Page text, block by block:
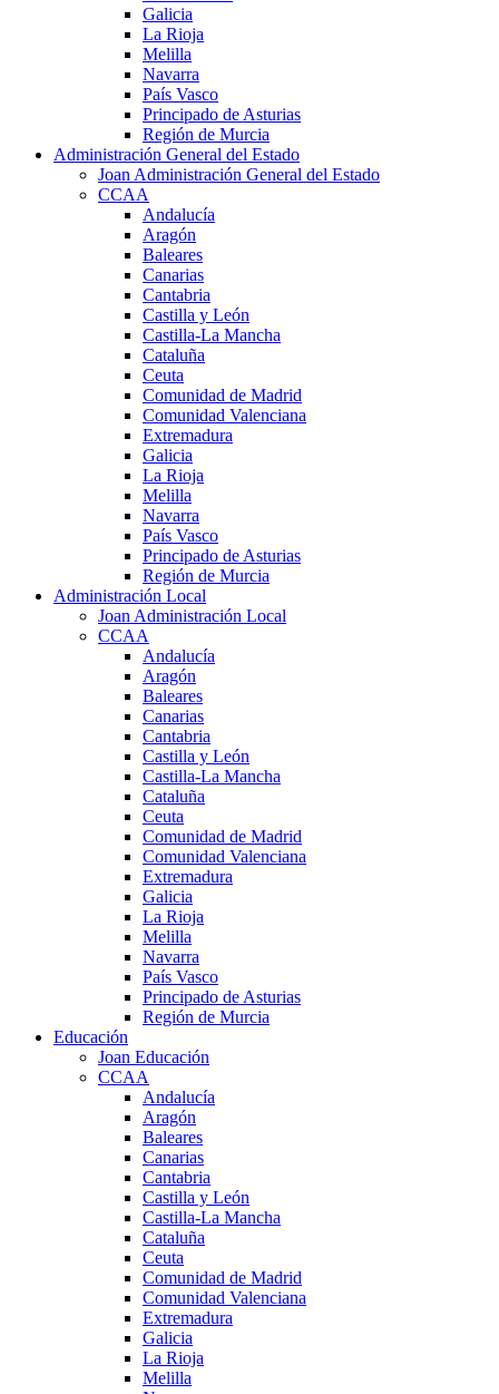
Galicia
La Rioja
Melilla
Navarra
País Vasco
Principado de Asturias
Región de Murcia
Administración General del Estado
Joan Administración General del Estado
CCAA
Andalucía
Aragón
Baleares
Canarias
Cantabria
Castilla y León
Castilla-La Mancha
Cataluña
Ceuta
Comunidad de Madrid
Comunidad Valenciana
Extremadura
Galicia
La Rioja
Melilla
Navarra
País Vasco
Principado de Asturias
Región de Murcia
Administración Local
Joan Administración Local
CCAA
Andalucía
Aragón
Baleares
Canarias
Cantabria
Castilla y León
Castilla-La Mancha
Cataluña
Ceuta
Comunidad de Madrid
Comunidad Valenciana
Extremadura
Galicia
La Rioja
Melilla
Navarra
País Vasco
Principado de Asturias
Región de Murcia
Educación
Joan Educación
CCAA
Andalucía
Aragón
Baleares
Canarias
Cantabria
Castilla y León
Castilla-La Mancha
Cataluña
Ceuta
Comunidad de Madrid
Comunidad Valenciana
Extremadura
Galicia
La Rioja
Melilla